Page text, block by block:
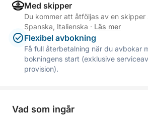
Med skipper
Du kommer att åtföljas av en skipper
Spanska, Italienska · Läs mer
Flexibel avbokning
Få full återbetalning när du avbokar
bokningens start (exklusive
provision).
Vad som ingår